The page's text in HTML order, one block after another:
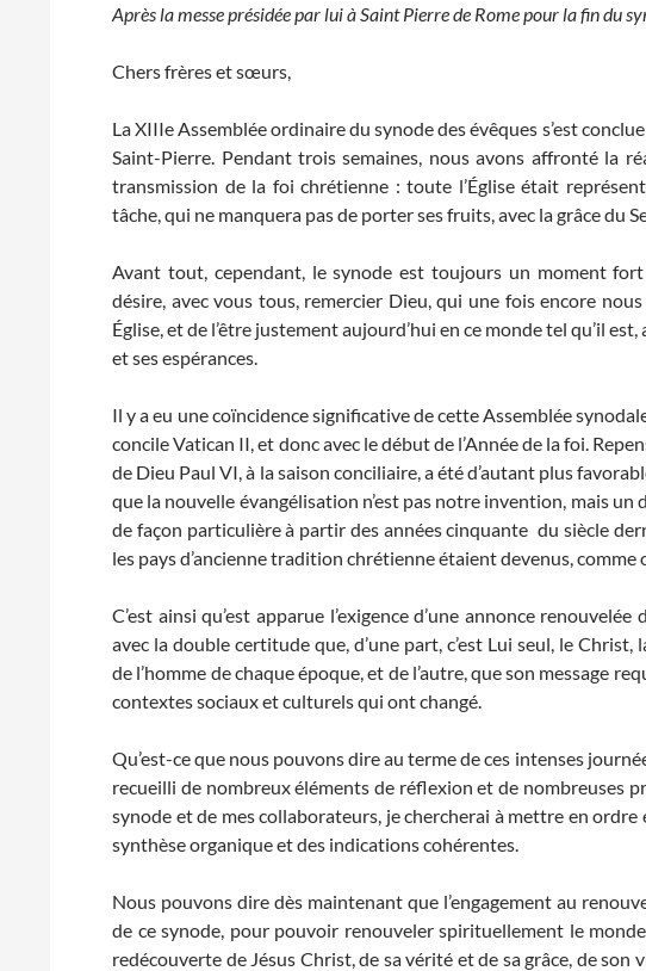
Après la messe présidée par lui à Saint Pierre de Rome pour la fin du
Chers frères et sœurs,
La XIIIe Assemblée ordinaire du synode des évêques s’est
Saint-Pierre. Pendant trois semaines, nous avons affronté la
transmission de la foi chrétienne : toute l’Église était
tâche, qui ne manquera pas de porter ses fruits, avec la grâce du
Avant tout, cependant, le synode est toujours un moment
désire, avec vous tous, remercier Dieu, qui une fois encore
Église, et de l’être justement aujourd’hui en ce monde tel qu’il
et ses espérances.
Il y a eu une coïncidence significative de cette Assemblée
concile Vatican II, et donc avec le début de l’Année de la foi.
de Dieu Paul VI, à la saison conciliaire, a été d’autant plus
que la nouvelle évangélisation n’est pas notre invention, mais un
de façon particulière à partir des années cinquante du siècle
les pays d’ancienne tradition chrétienne étaient devenus, comme
C’est ainsi qu’est apparue l’exigence d’une annonce
avec la double certitude que, d’une part, c’est Lui seul, le
de l’homme de chaque époque, et de l’autre, que son message
contextes sociaux et culturels qui ont changé.
Qu’est-ce que nous pouvons dire au terme de ces intenses
recueilli de nombreux éléments de réflexion et de nombreuses
synode et de mes collaborateurs, je chercherai à mettre en
synthèse organique et des indications cohérentes.
Nous pouvons dire dès maintenant que l’engagement au
de ce synode, pour pouvoir renouveler spirituellement le
redécouverte de Jésus Christ, de sa vérité et de sa grâce, de son